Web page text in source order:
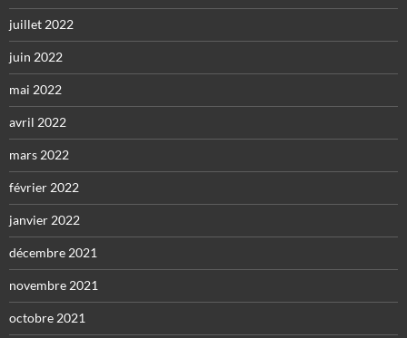
juillet 2022
juin 2022
mai 2022
avril 2022
mars 2022
février 2022
janvier 2022
décembre 2021
novembre 2021
octobre 2021